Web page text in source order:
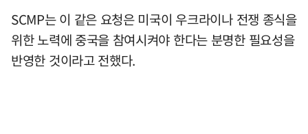
SCMP는 이 같은 요청은 미국이 우크라이나 전쟁 종식을
위한 노력에 중국을 참여시켜야 한다는 분명한 필요성을
반영한 것이라고 전했다.